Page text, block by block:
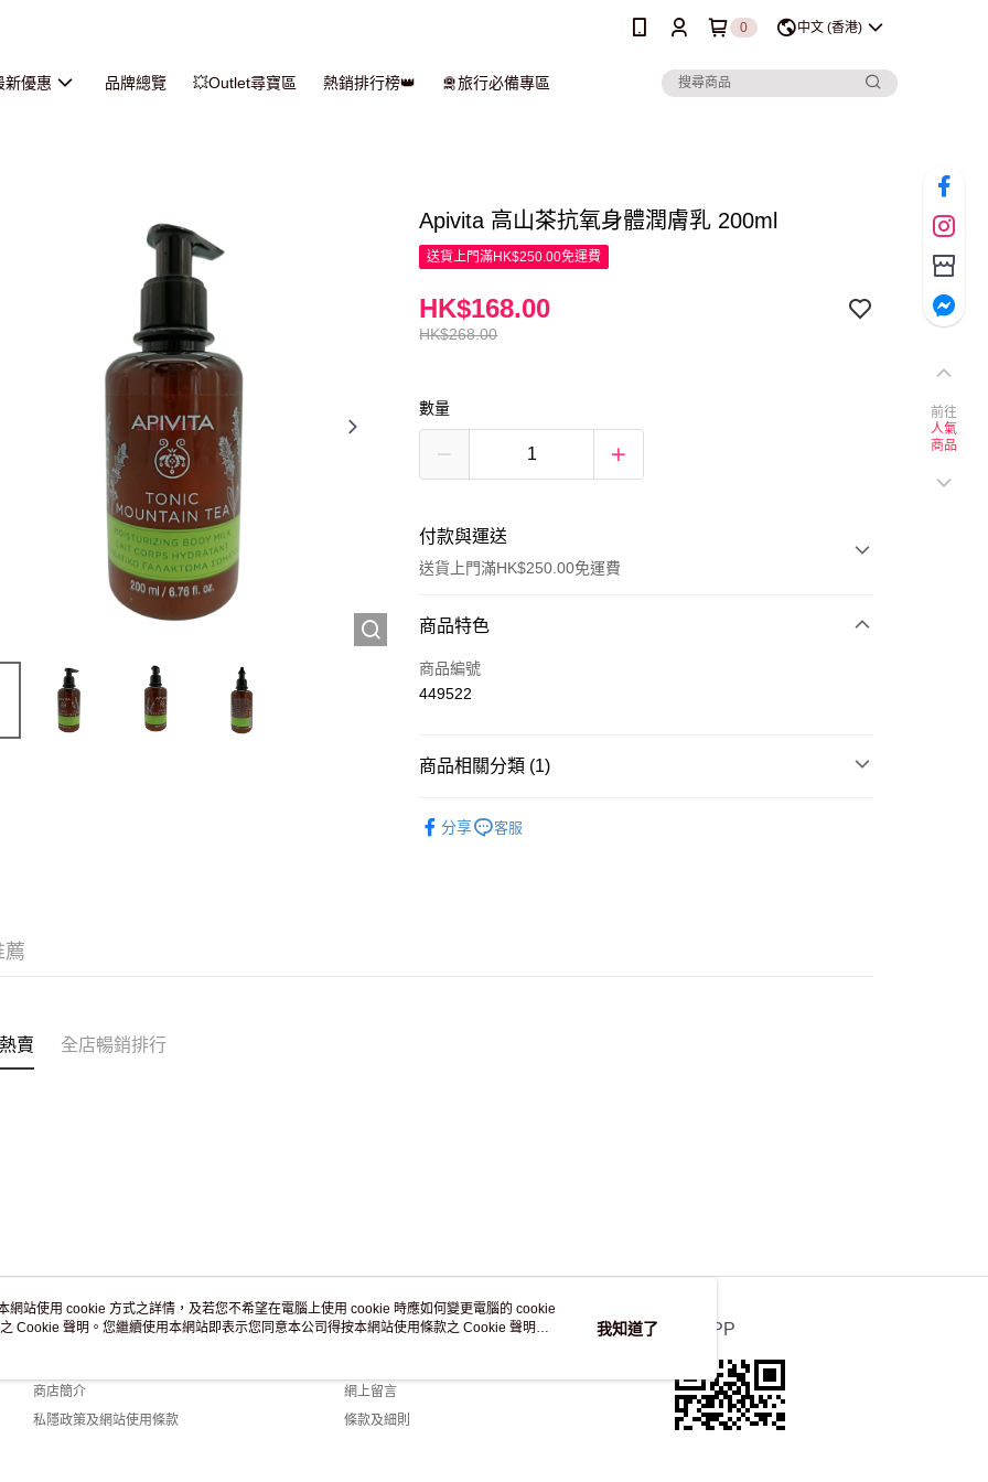
0 中文 (香港)
新優惠 品牌總覽 💥Outlet尋寶區 熱銷排行榜👑 🛅旅行必備專區
Apivita 高山茶抗氧身體潤膚乳 200ml
送貨上門滿HK$250.00免運費
HK$268.00
HK$168.00
數量
付款與運送
送貨上門滿HK$250.00免運費
付款方式
信用卡
商品特色
商品編號
449522
商品相關分類 (1)
分享
客服
薦
賣 全店暢銷排行
關於我們
商店簡介
私隱政策及網站使用條款
客戶服務
網上留言
條款及細則
官方APP
前往
人氣
商品
網站使用 cookie 方式之詳情，及若您不希望在電腦上使用 cookie 時應如何變更電腦的 cookie
Cookie 聲明。您繼續使用本網站即表示您同意本公司得按本網站使用條款之 Cookie 聲明使
我知道了